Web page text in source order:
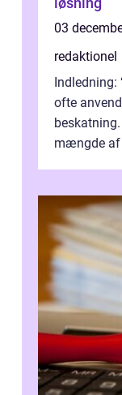
03
redaktionel
Indledning:
ofte
mængde af